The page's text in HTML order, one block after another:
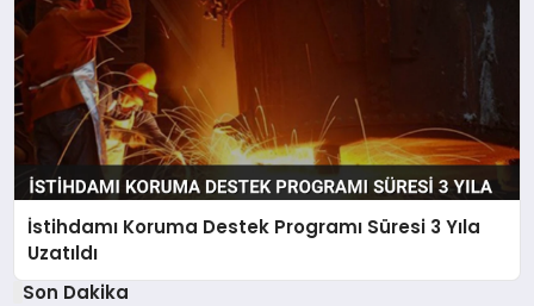
İstihdamı Koruma Destek Programı Süresi 3 Yıla
Uzatıldı
Son Dakika